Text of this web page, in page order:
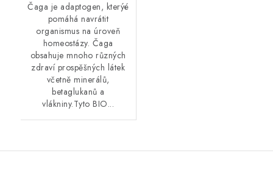
Čaga je adaptogen, kterýé
pomáhá navrátit
organismus na úroveň
homeostázy. Čaga
obsahuje mnoho různých
zdraví prospěšných látek
včetně minerálů,
betaglukanů a
vlákniny.Tyto BIO...